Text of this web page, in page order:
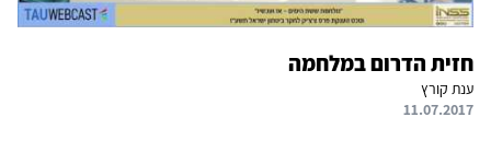
חזית הדרום במלחמה
ענת קורץ
11.07.2017